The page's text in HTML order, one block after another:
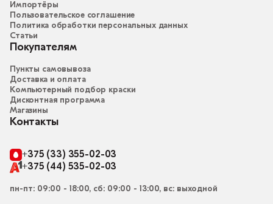
Импортёры
Пользовательское соглашение
Политика обработки персональных данных
Статьи
Покупателям
Пункты самовывоза
Доставка и оплата
Компьютерный подбор краски
Дисконтная программа
Магазины
Контакты
+375 (33) 355-02-03
+375 (44) 535-02-03
пн-пт: 09:00 - 18:00, сб: 09:00 - 13:00, вс: выходной